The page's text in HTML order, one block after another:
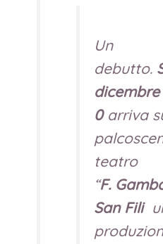
Un
debutto.
dicembre
0arriva
teatro
“F.
San Fili